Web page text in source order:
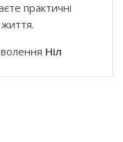
практичні
Ніл